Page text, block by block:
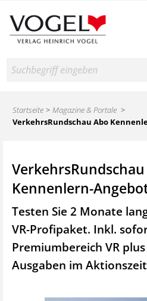
Suche
Startseite
Magazine & Portale
VerkehrsRundschau Abo
Kennenlern-
Testen Sie 2 Monate
VR-Profipaket. Inkl.
Premiumbereich VR
Ausgaben im